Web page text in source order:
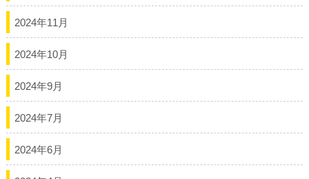
2024年11月
2024年10月
2024年9月
2024年7月
2024年6月